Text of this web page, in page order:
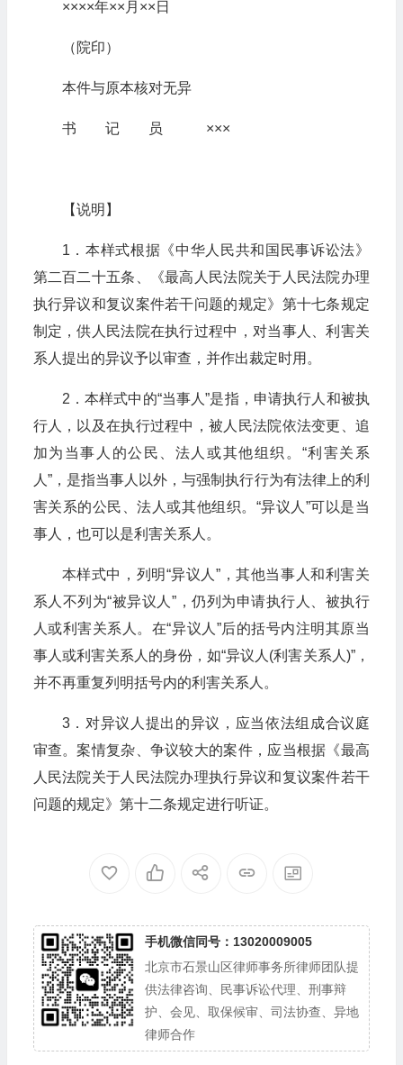
××××年××月××日
（院印）
本件与原本核对无异
书 记 员 ×××
【说明】
1．本样式根据《中华人民共和国民事诉讼法》
第二百二十五条、《最高人民法院关于人民法院办理
执行异议和复议案件若干问题的规定》第十七条规定
制定，供人民法院在执行过程中，对当事人、利害关
系人提出的异议予以审查，并作出裁定时用。
2．本样式中的“当事人”是指，申请执行人和被执
行人，以及在执行过程中，被人民法院依法变更、追
加为当事人的公民、法人或其他组织。“利害关系
人”，是指当事人以外，与强制执行行为有法律上的利
害关系的公民、法人或其他组织。“异议人”可以是当
事人，也可以是利害关系人。
本样式中，列明“异议人”，其他当事人和利害关
系人不列为“被异议人”，仍列为申请执行人、被执行
人或利害关系人。在“异议人”后的括号内注明其原当
事人或利害关系人的身份，如“异议人(利害关系人)”，
并不再重复列明括号内的利害关系人。
3．对异议人提出的异议，应当依法组成合议庭
审查。案情复杂、争议较大的案件，应当根据《最高
人民法院关于人民法院办理执行异议和复议案件若干
问题的规定》第十二条规定进行听证。
手机微信同号：13020009005
北京市石景山区律师事务所律师团队提
供法律咨询、民事诉讼代理、刑事辩
护、会见、取保候审、司法协查、异地
律师合作